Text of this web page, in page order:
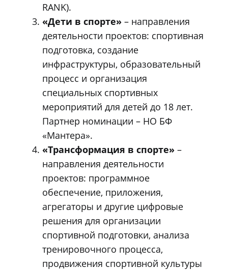
RANK).
«Дети в спорте» – направления
деятельности проектов: спортивная
подготовка, создание
инфраструктуры, образовательный
процесс и организация
специальных спортивных
мероприятий для детей до 18 лет.
Партнер номинации – НО БФ
«Мантера».
«Трансформация в спорте» –
направления деятельности
проектов: программное
обеспечение, приложения,
агрегаторы и другие цифровые
решения для организации
спортивной подготовки, анализа
тренировочного процесса,
продвижения спортивной культуры